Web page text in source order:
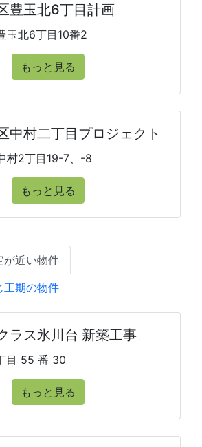
豊玉北6丁目計画
玉北6丁目10番2
もっと見る
中村二丁目プロジェクト
村2丁目19-7、-8
もっと見る
が近い物件
工期の物件
ラス氷川台 新築工事
目 55 番 30
もっと見る